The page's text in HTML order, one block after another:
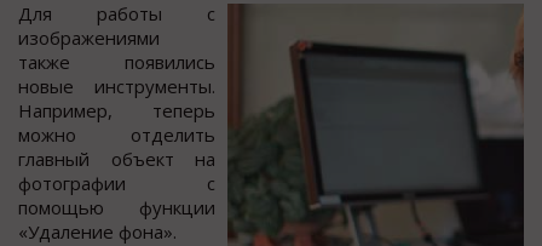
Для работы с
изображениями
также появились
новые инструменты.
Например, теперь
можно отделить
главный объект на
фотографии с
помощью функции
«Удаление фона».